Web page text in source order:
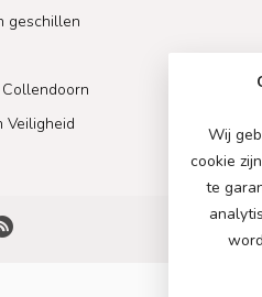
geschillen
Veiligheid
Wij
cookie
te